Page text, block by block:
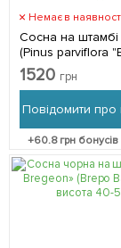
Немає в
Сосна на
(Pinus parviflora
висота від 30-50см
саджанець в
1520 грн
Повідомити про
+60.8грн